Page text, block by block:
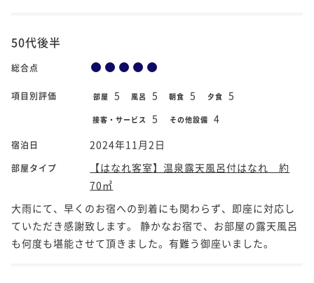
50代後半
総合点
項目別評価 部屋 5 風呂 5 朝食 5 夕食 5
接客・サービス 5 その他設備 4
宿泊日 2024年11月2日
部屋タイプ
【はなれ客室】温泉露天風呂付はなれ 約
70㎡
大雨にて、早くのお宿への到着にも関わらず、即座に対応し
ていただき感謝致します。 静かなお宿で、お部屋の露天風呂
も何度も堪能させて頂きました。有難う御座いました。